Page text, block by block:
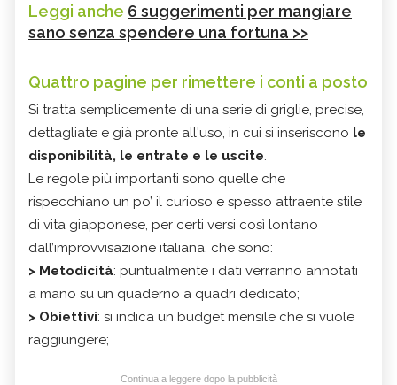
Leggi anche 6 suggerimenti per mangiare
sano senza spendere una fortuna >>
Quattro pagine per rimettere i conti a posto
Si tratta semplicemente di una serie di griglie, precise,
dettagliate e già pronte all'uso, in cui si inseriscono le
disponibilità, le entrate e le uscite.
Le regole più importanti sono quelle che
rispecchiano un po’ il curioso e spesso attraente stile
di vita giapponese, per certi versi così lontano
dall’improvvisazione italiana, che sono:
> Metodicità: puntualmente i dati verranno annotati
a mano su un quaderno a quadri dedicato;
> Obiettivi: si indica un budget mensile che si vuole
raggiungere;
Continua a leggere dopo la pubblicità